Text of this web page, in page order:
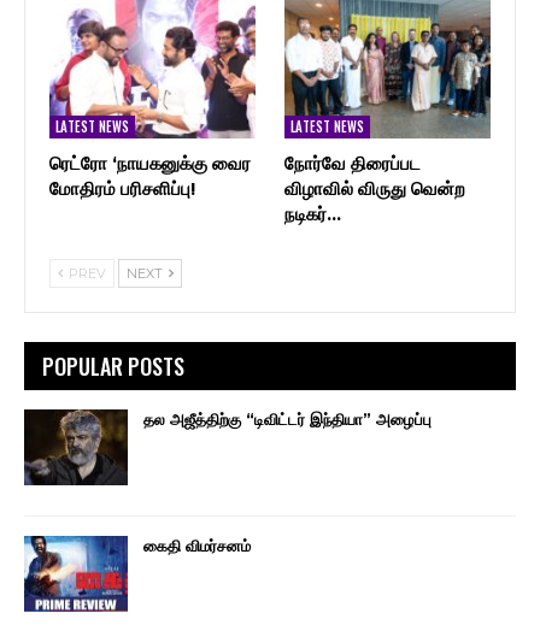
LATEST NEWS
ரெட்ரோ ‘நாயகனுக்கு வைர
மோதிரம் பரிசளிப்பு!
LATEST NEWS
நோர்வே திரைப்பட
விழாவில் விருது வென்ற
நடிகர்…
PREV NEXT
POPULAR POSTS
தல அஜீத்திற்கு “டிவிட்டர் இந்தியா” அழைப்பு
கைதி விமர்சனம்